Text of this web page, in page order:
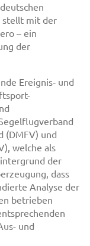
stellt mit der
– ein
der
Ereignis‐ und
(DMFV) und
welche als
der
dass
Analyse der
betrieben
und